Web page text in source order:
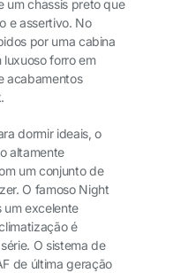
um chassis preto que
e assertivo. No
por uma cabina
forro em
acabamentos
dormir ideais, o
altamente
um conjunto de
O famoso Night
um excelente
é
O sistema de
de última geração